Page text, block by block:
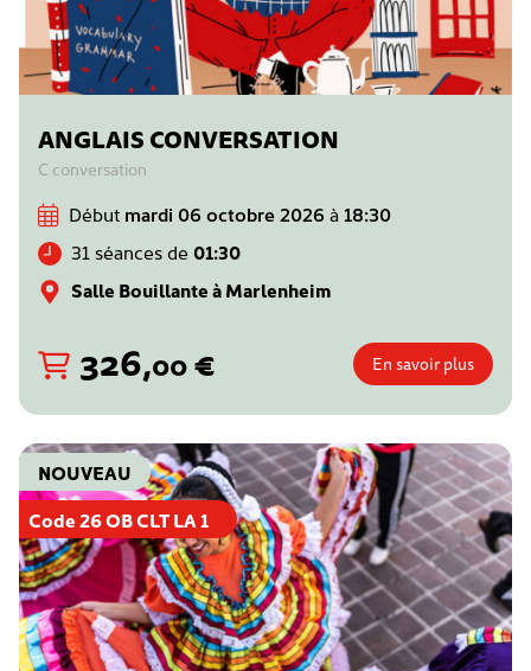
ANGLAIS CONVERSATION
C conversation
Début mardi 06 octobre 2026 à 18:30
31 séances de 01:30
Salle Bouillante à Marlenheim
326,00€ En savoir plus
Code 26 OB CLT LA 1
NOUVEAU